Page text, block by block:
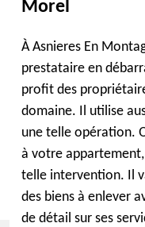
Morel
À Asnieres En
prestataire en
profit des
domaine. Il utilise
une telle opération.
à votre
telle intervention. Il
des biens à enlever
de détail sur ses